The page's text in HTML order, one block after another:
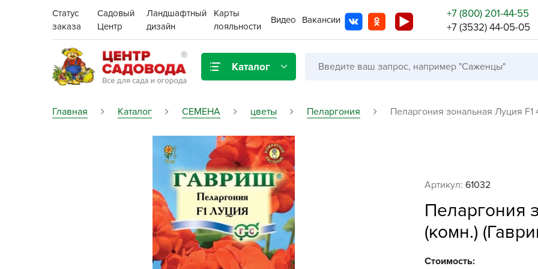
Статус
заказа
Садовый
Центр
Ландшафтный
дизайн
Карты
лояльности
Видео Вакансии
+7 (800) 201-44-55
+7 (3532) 44-05-05
Каталог
Газонная трава
Грунты, дренаж, мульча
Декор для дома и сада
Ёмкости для рассады и
Картофель семенной
Цена:
Поиск Бренды
Главная Каталог СЕМЕНА цветы Пеларгония Пеларгония зональная Луция F1
Артикул: 61032
Пеларгония
(комн.)
Стоимость: